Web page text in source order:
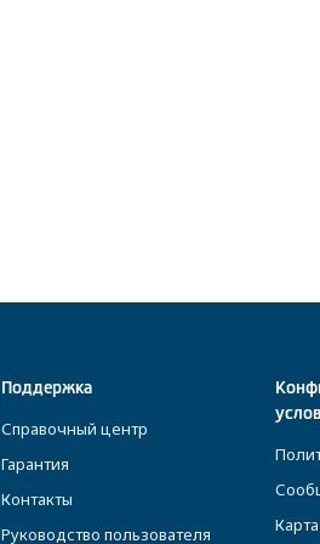
Поддержка
Справочный центр
Гарантия
Контакты
Руководство пользователя